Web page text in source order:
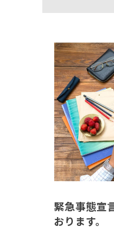
緊急事態宣
おります。